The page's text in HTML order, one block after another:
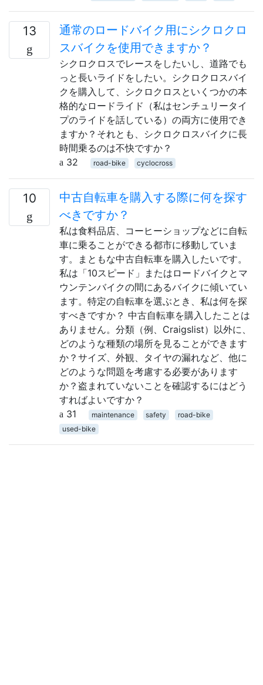
13
通常のロードバイク用にシクロクロ
スバイクを使用できますか？
シクロクロスでレースをしたいし、道路でも
っと長いライドをしたい。シクロクロスバイ
クを購入して、シクロクロスといくつかの本
格的なロードライド（私はセンチュリータイ
プのライドを話している）の両方に使用でき
ますか？それとも、シクロクロスバイクに長
時間乗るのは不快ですか？
32
road-bike cyclocross
10
中古自転車を購入する際に何を探す
べきですか？
私は食料品店、コーヒーショップなどに自転
車に乗ることができる都市に移動していま
す。まともな中古自転車を購入したいです。
私は「10スピード」またはロードバイクとマ
ウンテンバイクの間にあるバイクに傾いてい
ます。特定の自転車を選ぶとき、私は何を探
すべきですか？ 中古自転車を購入したことは
ありません。分類（例、Craigslist）以外に、
どのような種類の場所を見ることができます
か？サイズ、外観、タイヤの漏れなど、他に
どのような問題を考慮する必要があります
か？盗まれていないことを確認するにはどう
すればよいですか？
31
maintenance safety
road-bike
used-bike